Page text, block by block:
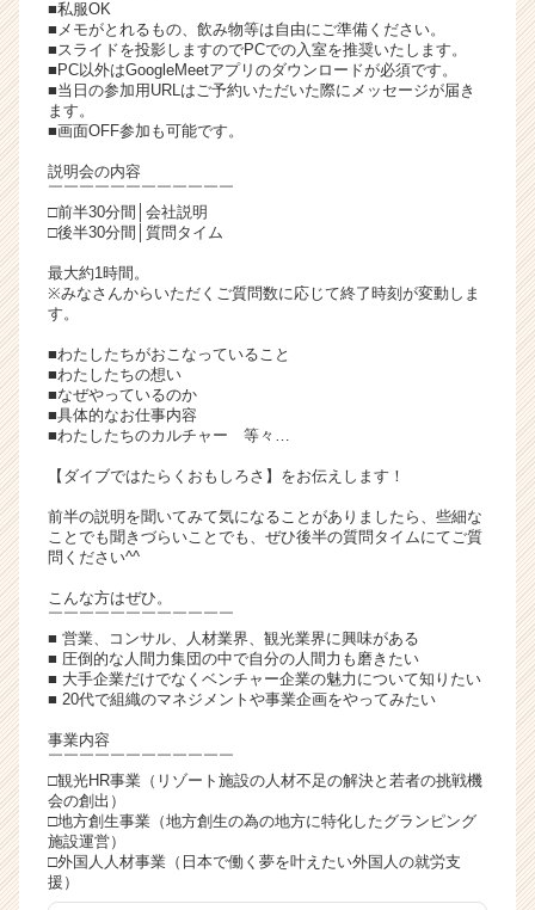
ア
キ
ャ
リ
（C
e
r
a
r）
■私服OK
■メモがとれるもの、飲み物等は自由にご準備ください。
■スライドを投影しますのでPCでの入室を推奨いたします。
■PC以外はGoogleMeetアプリのダウンロードが必須です。
■当日の参加用URLはご予約いただいた際にメッセージが届き
ます。
■画面OFF参加も可能です。
説明会の内容
￣￣￣￣￣￣￣￣￣￣￣￣
□前半30分間│会社説明
□後半30分間│質問タイム
最大約1時間。
※みなさんからいただくご質問数に応じて終了時刻が変動しま
す。
■わたしたちがおこなっていること
■わたしたちの想い
■なぜやっているのか
■具体的なお仕事内容
■わたしたちのカルチャー 等々…
【ダイブではたらくおもしろさ】をお伝えします！
前半の説明を聞いてみて気になることがありましたら、些細な
ことでも聞きづらいことでも、ぜひ後半の質問タイムにてご質
問ください^^
こんな方はぜひ。
￣￣￣￣￣￣￣￣￣￣￣￣
■ 営業、コンサル、人材業界、観光業界に興味がある
■ 圧倒的な人間力集団の中で自分の人間力も磨きたい
■ 大手企業だけでなくベンチャー企業の魅力について知りたい
■ 20代で組織のマネジメントや事業企画をやってみたい
事業内容
￣￣￣￣￣￣￣￣￣￣￣￣
□観光HR事業（リゾート施設の人材不足の解決と若者の挑戦機
会の創出）
□地方創生事業（地方創生の為の地方に特化したグランピング
施設運営）
□外国人人材事業（日本で働く夢を叶えたい外国人の就労支
援）